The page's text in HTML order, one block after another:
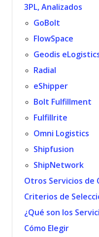
3PL, Analizados
GoBolt
FlowSpace
Geodis
Radial
eShipper
Bolt Fulfillment
Fulfillrite
Omni Logistics
Shipfusion
ShipNetwork
Otros Servicios de
Criterios de
¿Qué son los
Cómo Elegir